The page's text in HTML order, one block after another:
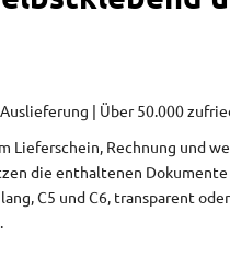
| Über 50.000
Lieferschein, Rechnung und
die enthaltenen
C5 und C6, transparent